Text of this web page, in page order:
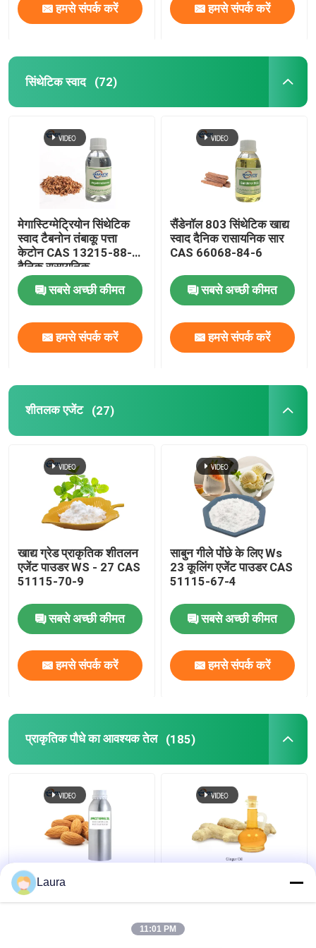
हमसे संपर्क करें हमसे संपर्क करें
सिंथेटिक स्वाद (72)
मेगास्टिग्मेट्रियोन सिंथेटिक
स्वाद टैबनोन तंबाकू पत्ता
केटोन CAS 13215-88-8
दैनिक रासायनिक
सबसे अच्छी कीमत
हमसे संपर्क करें
सैंडेनॉल 803 सिंथेटिक खाद्य
स्वाद दैनिक रासायनिक सार
CAS 66068-84-6
सबसे अच्छी कीमत
हमसे संपर्क करें
शीतलक एजेंट (27)
खाद्य ग्रेड प्राकृतिक शीतलन
एजेंट पाउडर WS - 27 CAS
51115-70-9
सबसे अच्छी कीमत
हमसे संपर्क करें
साबुन गीले पोंछे के लिए Ws
23 कूलिंग एजेंट पाउडर CAS
51115-67-4
सबसे अच्छी कीमत
हमसे संपर्क करें
प्राकृतिक पौधे का आवश्यक तेल (185)
रंगहीन प्राकृतिक वनस्पति
अर्क तेल
तेल खाद्य स्वाद और सुगंध के
लिए
Laura
11:01 PM